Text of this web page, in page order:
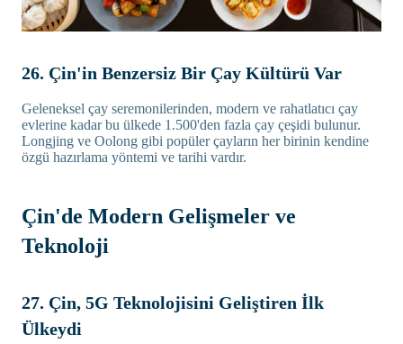
26. Çin'in Benzersiz Bir Çay Kültürü Var
Geleneksel çay seremonilerinden, modern ve rahatlatıcı çay
evlerine kadar bu ülkede 1.500'den fazla çay çeşidi bulunur.
Longjing ve Oolong gibi popüler çayların her birinin kendine
özgü hazırlama yöntemi ve tarihi vardır.
Çin'de Modern Gelişmeler ve
Teknoloji
27. Çin, 5G Teknolojisini Geliştiren İlk
Ülkeydi